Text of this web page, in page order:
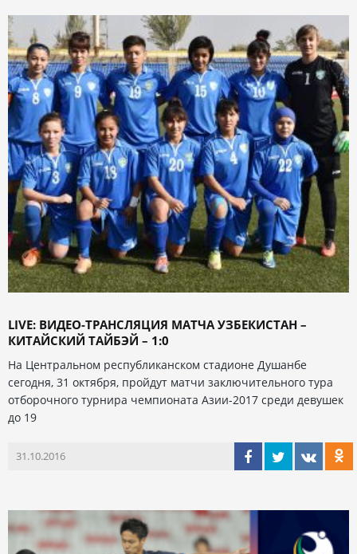
LIVE: ВИДЕО-ТРАНСЛЯЦИЯ МАТЧА УЗБЕКИСТАН –
КИТАЙСКИЙ ТАЙБЭЙ – 1:0
На Центральном республиканском стадионе Душанбе
сегодня, 31 октября, пройдут матчи заключительного тура
отборочного турнира чемпионата Азии-2017 среди девушек
до 19
31.10.2016